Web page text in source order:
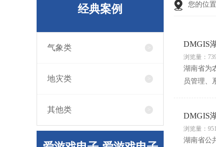
经典案例
气象类
地灾类
其他类
您的位置
DMGIS
浏览量：
湖南省为
员管理、
DMGIS
浏览量：
湖南省公